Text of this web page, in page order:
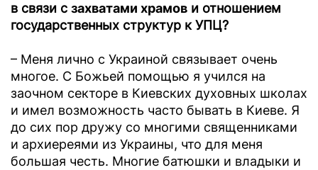
в связи с захватами храмов и отношением
государственных структур к УПЦ?
– Меня лично с Украиной связывает очень
многое. С Божьей помощью я учился на
заочном секторе в Киевских духовных школах
и имел возможность часто бывать в Киеве. Я
до сих пор дружу со многими священниками
и архиереями из Украины, что для меня
большая честь. Многие батюшки и владыки и